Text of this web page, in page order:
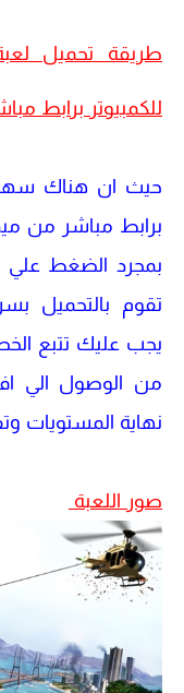
للكمبيوتر برابط
حيث ان هناك
برابط مباشر من
بمجرد الضغط علي
تقوم بالتحميل
يجب عليك تتبع
من الوصول الي
نهاية المستويات
صور اللعبة